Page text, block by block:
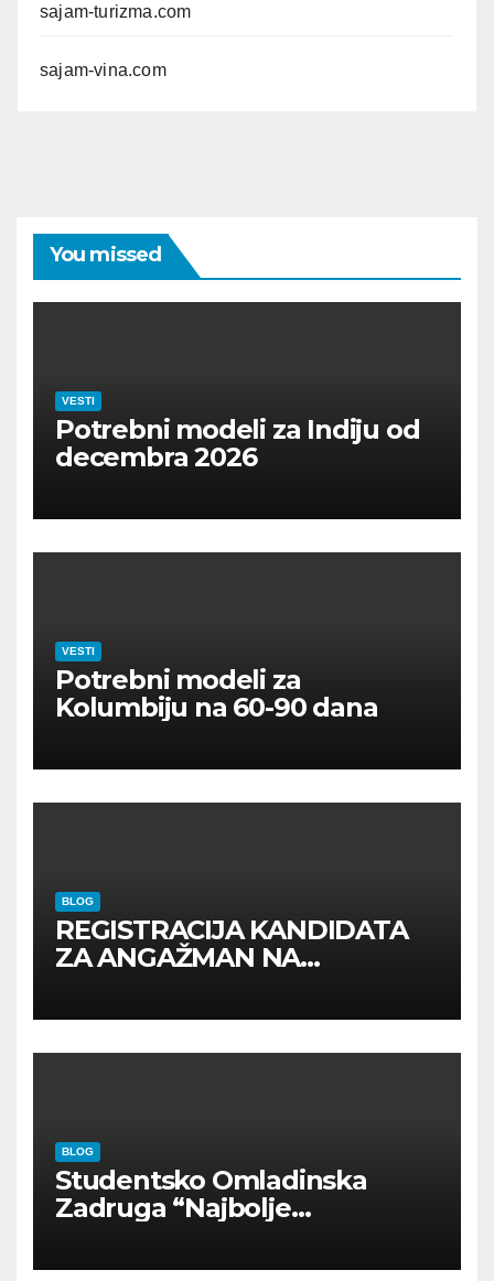
sajam-turizma.com
sajam-vina.com
You missed
VESTI
Potrebni modeli za Indiju od
decembra 2026
VESTI
Potrebni modeli za
Kolumbiju na 60-90 dana
BLOG
REGISTRACIJA KANDIDATA
ZA ANGAŽMAN NA
BLOG
Studentsko Omladinska
Zadruga “Najbolje